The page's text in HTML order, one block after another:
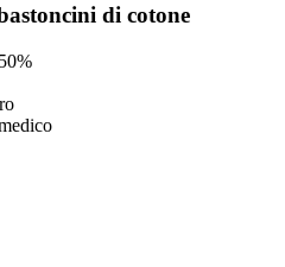
di cotone